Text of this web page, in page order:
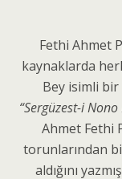
Fethi Ahmet
kaynaklarda
Bey isimli bir
“Sergüzest-i
Ahmet Fethi
torunlarından
aldığını